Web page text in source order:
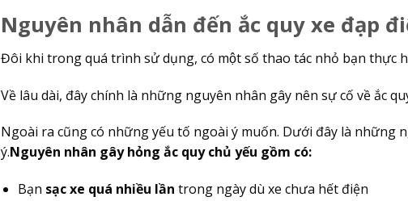
Nguyên nhân dẫn đến ắc quy xe đạp
Đôi khi trong quá trình sử dụng, có một số thao tác nhỏ bạn thực
Về lâu dài, đây chính là những nguyên nhân gây nên sự cố về ắc
Ngoài ra cũng có những yếu tố ngoài ý muốn. Dưới đây là những
ý.Nguyên nhân gây hỏng ắc quy chủ yếu gồm có:
Bạn sạc xe quá nhiều lần trong ngày dù xe chưa hết điện